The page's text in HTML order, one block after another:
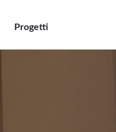
Progetti